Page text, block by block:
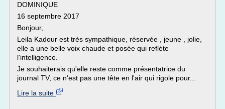
DOMINIQUE
16 septembre 2017
Bonjour,
Leila Kadour est très sympathique, réservée , jeune , jolie,
elle a une belle voix chaude et posée qui reflète
l'intelligence.
Je souhaiterais qu'elle reste comme présentatrice du
journal TV, ce n'est pas une tête en l'air qui rigole pour...
Lire la suite